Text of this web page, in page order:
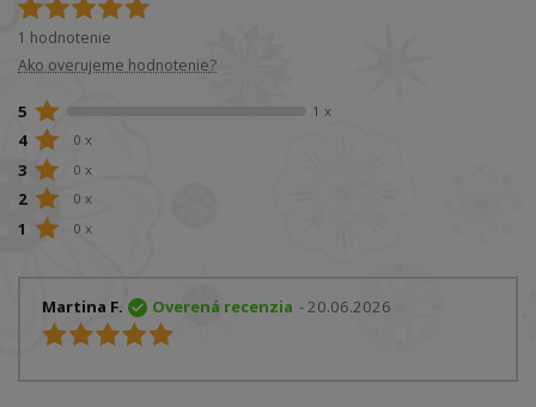
1 hodnotenie
Ako overujeme hodnotenie?
5 1 x
4 0 x
3 0 x
2 0 x
1 0 x
Martina F. Overená recenzia - 20.06.2026